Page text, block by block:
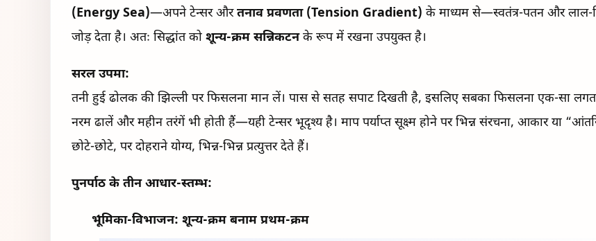
(Energy Sea)—अपने टेन्सर औरतनाव प्रवणता (Tension Gradient) के माध्यम से—स्वतंत्र-पतन और लाल-
जोड़ देता है। अतः सिद्धांत को शून्य-क्रम सन्निकटनके रूप में रखना उपयुक्त है।
सरल उपमा:
तनी हुई ढोलक की झिल्ली पर फिसलना मान लें। पास से सतह सपाट दिखती है, इसलिए सबका फिसलना एक-सा
नरम ढालें और महीन तरंगें भी होती हैं—यही टेन्सर भूदृश्य है। माप पर्याप्त सूक्ष्म होने पर भिन्न संरचना, आकार या
छोटे-छोटे, पर दोहराने योग्य, भिन्न-भिन्न प्रत्युत्तर देते हैं।
पुनर्पाठ के तीन आधार-स्तम्भ:
भूमिका-विभाजन: शून्य-क्रम बनाम प्रथम-क्रम